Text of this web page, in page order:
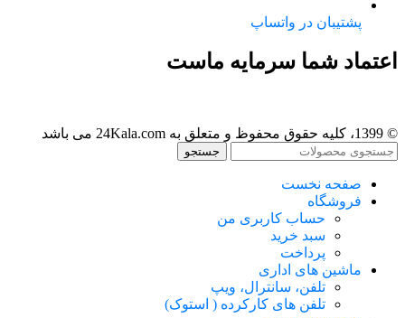
پشتیبان در واتساپ
اعتماد شما سرمایه ماست
© 1399، کلیه حقوق محفوظ و متعلق به 24Kala.com می باشد
جستجو
صفحه نخست
فروشگاه
حساب کاربری من
سبد خرید
پرداخت
ماشین های اداری
تلفن، سانترال، ویپ
تلفن های کارکرده ( استوک)